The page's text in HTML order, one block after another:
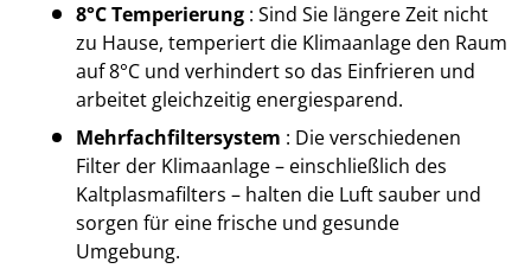
8°C Temperierung : Sind Sie längere Zeit nicht
zu Hause, temperiert die Klimaanlage den Raum
auf 8°C und verhindert so das Einfrieren und
arbeitet gleichzeitig energiesparend.
Mehrfachfiltersystem : Die verschiedenen
Filter der Klimaanlage – einschließlich des
Kaltplasmafilters – halten die Luft sauber und
sorgen für eine frische und gesunde
Umgebung.